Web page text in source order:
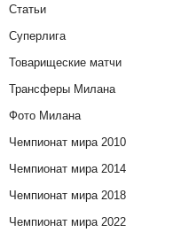
Статьи
Суперлига
Товарищеские матчи
Трансферы Милана
Фото Милана
Чемпионат мира 2010
Чемпионат мира 2014
Чемпионат мира 2018
Чемпионат мира 2022